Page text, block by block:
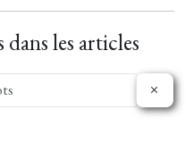
les articles